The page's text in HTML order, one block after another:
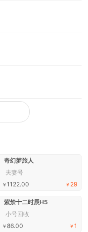
奇幻梦旅人
夫妻号
￥ 29
￥1122.00
紫禁十二时辰H5
小号回收
￥1
￥86.00